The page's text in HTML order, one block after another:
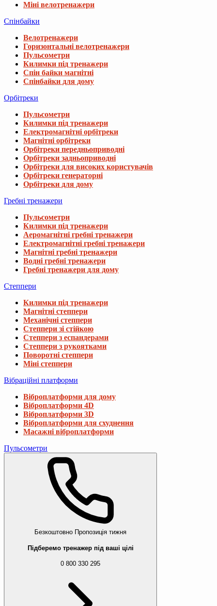
Міні велотренажери
Спінбайки
Велотренажери
Горизонтальні велотренажери
Пульсометри
Килимки під тренажери
Спін байки магнітні
Спінбайки для дому
Орбітреки
Пульсометри
Килимки під тренажери
Електромагнітні орбітреки
Магнітні орбітреки
Орбітреки передньоприводні
Орбітреки задньоприводні
Орбітреки для високих користувачів
Орбітреки генераторні
Орбітреки для дому
Гребні тренажери
Пульсометри
Килимки під тренажери
Аеромагнітні гребні тренажери
Електромагнітні гребні тренажери
Магнітні гребні тренажери
Водні гребні тренажери
Гребні тренажери для дому
Степпери
Килимки під тренажери
Магнітні степпери
Механічні степпери
Степпери зі стійкою
Степпери з еспандерами
Степпери з рукоятками
Поворотні степпери
Міні степпери
Вібраційні платформи
Віброплатформи для дому
Віброплатформи 4D
Віброплатформи 3D
Віброплатформи для схуднення
Масажні віброплатформи
Пульсометри
Безкоштовно Пропозиція тижня
Підберемо тренажер під ваші цілі
0 800 330 295